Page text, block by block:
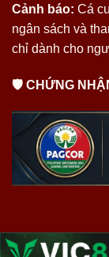
Cảnh báo: Cá
ngân sách và
chỉ dành cho
🛡 CHỨNG